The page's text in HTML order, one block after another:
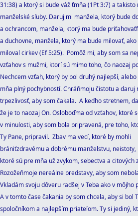
31:38) a ktorý si bude vážiťmňa (1Pt 3:7) a takisto
manželské sľuby. Daruj mi manžela, ktorý bude
a ochrancom, manžela, ktorý ma bude
a duchovne, manžela, ktorý ma bude milovať, ako
miloval cirkev (Ef 5:25). Pomôž mi, aby som sa
vzťahov s mužmi, ktorí sú mimo toho, čo naozaj
Nechcem vzťah, ktorý by bol druhý najlepší, alebo
mňa plný pochybností. Chráňmoju čistotu a daruj
trpezlivosť, aby som čakala. A keďho stretnem,
že je to naozaj On. Osloboďma od vzťahov, ktoré
v minulosti, aby som bola pripravená, pre toho,
Ty Pane, pripravil. Zbav ma vecí, ktoré by mohli
brániťzdravému a dobrému manželstvu, neistoty,
ktoré sú pre mňa už zvykom, sebectva a citových
Rozožeňmoje nereálne predstavy, aby som
Vkladám svoju dôveru radšej v Teba ako v môjho
A v tomto čase čakania by som chcela, aby si bol
spoločníkom a najlepším priateľom. Ty si jediný,